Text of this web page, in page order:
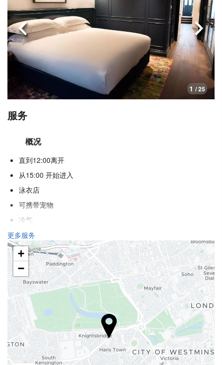
1 / 25
上一页 下一
服务
概况
直到12:00离开
从15:00 开始进入
泳衣店
可携带宠物
冷气
暖气
电梯
酒店各处禁烟
不允许宠物
接待服务
24小时前台
行李寄存
安全
更多服务
+
−